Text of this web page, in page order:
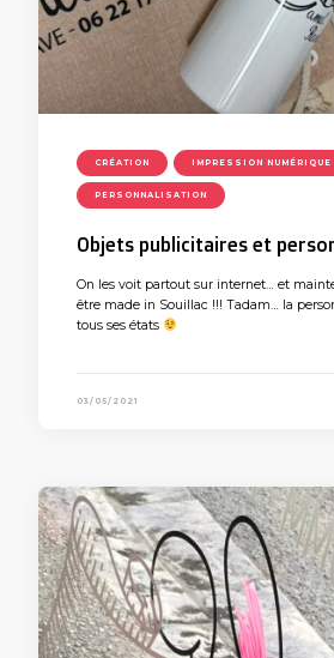
CRÉATION IMPRESSION NUMÉRIQUE
PERSONNALISATION
Objets publicitaires et
On les voit partout sur internet… et
être made in Souillac !!! Tadam… la
tous ses états
03/05/2021